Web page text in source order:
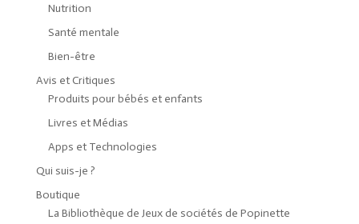
Nutrition
Santé mentale
Bien-être
Avis et Critiques
Produits pour bébés et enfants
Livres et Médias
Apps et Technologies
Qui suis-je ?
Boutique
La Bibliothèque de Jeux de sociétés de Popinette